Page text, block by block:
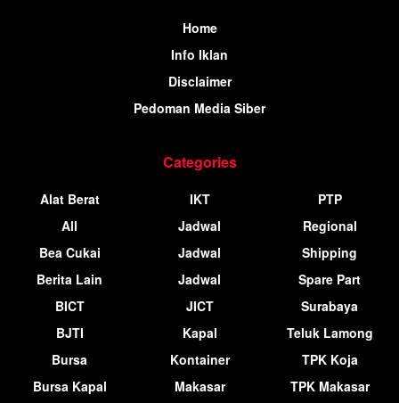
Home
Info Iklan
Disclaimer
Pedoman Media Siber
Categories
Alat Berat
All
Bea Cukai
Berita Lain
BICT
BJTI
Bursa
Bursa Kapal
IKT
Jadwal
Jadwal
Jadwal
JICT
Kapal
Kontainer
Makasar
PTP
Regional
Shipping
Spare Part
Surabaya
Teluk Lamong
TPK Koja
TPK Makasar